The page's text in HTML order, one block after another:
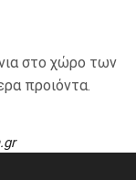
στο χώρο των
προιόντα.